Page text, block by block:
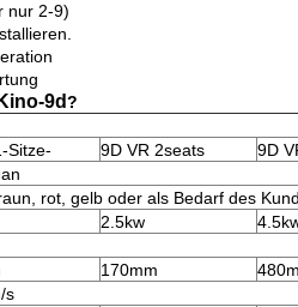
nur 2-9)
9d?
Sitze- 9D VR 2seats
9D
rot, gelb oder als Bedarf des
2.5kw
170mm
s